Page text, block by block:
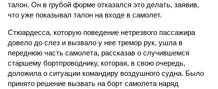
талон. Он в грубой форме отказался это делать, заявив,
что уже показывал талон на входе в самолет.
Стюардесса, которую поведение нетрезвого пассажира
довело до слез и вызвало у нее тремор рук, ушла в
переднюю часть самолета, рассказав о случившемся
старшему бортпроводнику, которая, в свою очередь,
доложила о ситуации командиру воздушного судна. Было
принято решение вызвать на борт самолета наряд